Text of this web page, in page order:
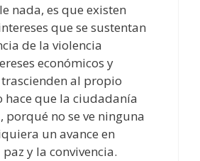
nada, es que existen
que se sustentan
de la violencia
económicos y
al propio
hace que la ciudadanía
porqué no se ve ninguna
un avance en
y la convivencia.